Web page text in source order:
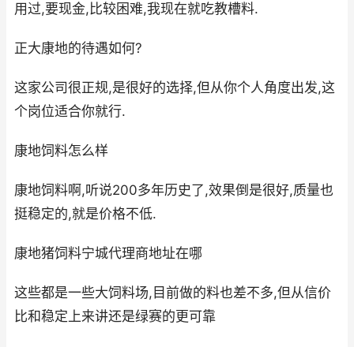
用过,要现金,比较困难,我现在就吃教槽料.
正大康地的待遇如何?
这家公司很正规,是很好的选择,但从你个人角度出发,这
个岗位适合你就行.
康地饲料怎么样
康地饲料啊,听说200多年历史了,效果倒是很好,质量也
挺稳定的,就是价格不低.
康地猪饲料宁城代理商地址在哪
这些都是一些大饲料场,目前做的料也差不多,但从信价
比和稳定上来讲还是绿赛的更可靠